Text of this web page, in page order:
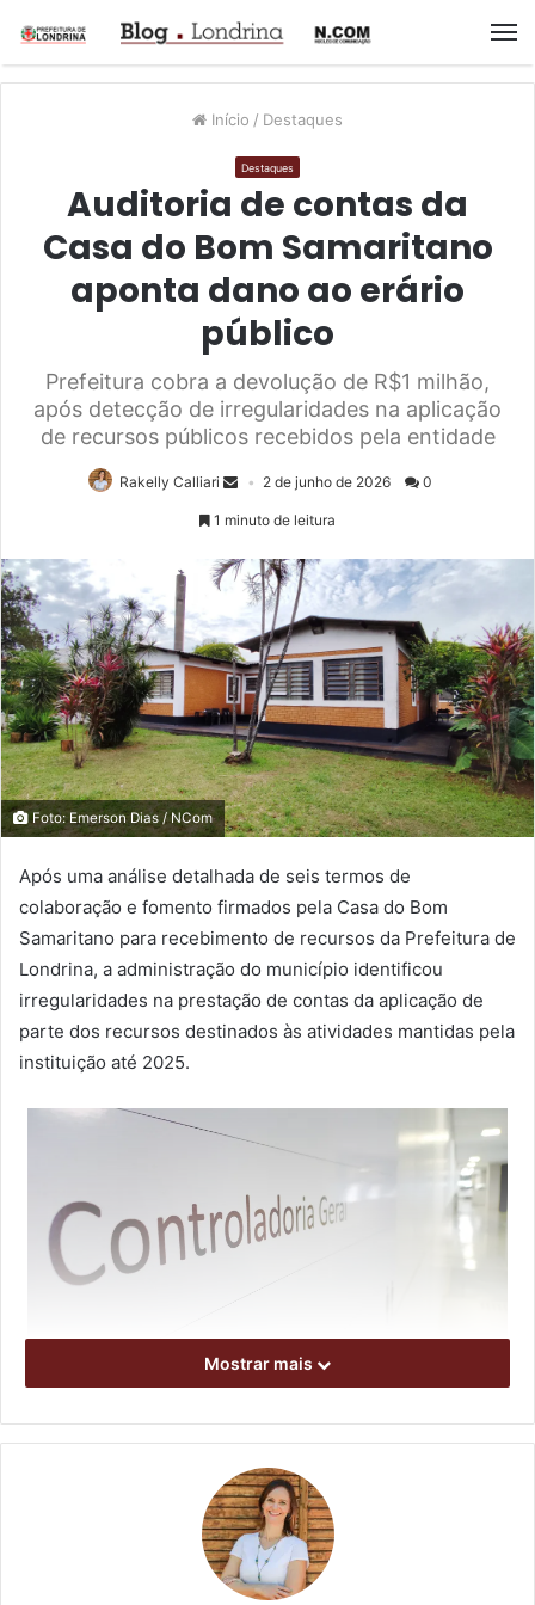
Início / Destaques
Destaques
Auditoria de contas da
Casa do Bom Samaritano
aponta dano ao erário
público
Prefeitura cobra a devolução de R$1 milhão,
após detecção de irregularidades na aplicação
de recursos públicos recebidos pela entidade
Rakelly Calliari 2 de junho de 2026 0
1 minuto de leitura
Foto: Emerson Dias / NCom
Após uma análise detalhada de seis termos de
colaboração e fomento firmados pela Casa do Bom
Samaritano para recebimento de recursos da Prefeitura de
Londrina, a administração do município identificou
irregularidades na prestação de contas da aplicação de
parte dos recursos destinados às atividades mantidas pela
instituição até 2025.
Foto: Emerson Dias/NCom
públicas, ausência de comprovação adequada de parte
dos gastos realizados e bens cedidos pelo município que
continuam em posse da entidade após o encerramento de
suas atividades, a Prefeitura contabilizou R$1 milhão em
prejuízos ao erário público, que agora estão sendo
Mostrar mais